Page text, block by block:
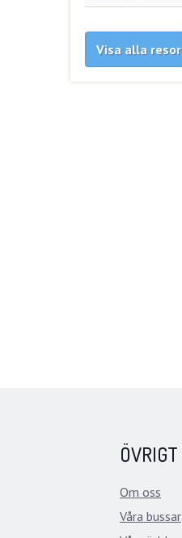
Visa alla resor
ÖVRIGT
Om oss
Våra bussar